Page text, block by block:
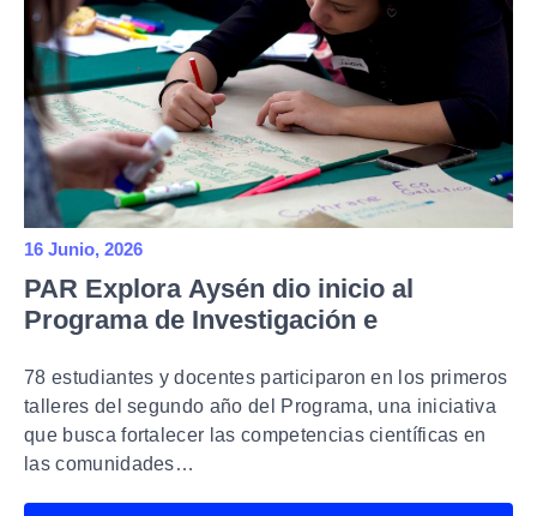
16 Junio, 2026
PAR Explora Aysén dio inicio al
Programa de Investigación e
78 estudiantes y docentes participaron en los primeros
talleres del segundo año del Programa, una iniciativa
que busca fortalecer las competencias científicas en
las comunidades…